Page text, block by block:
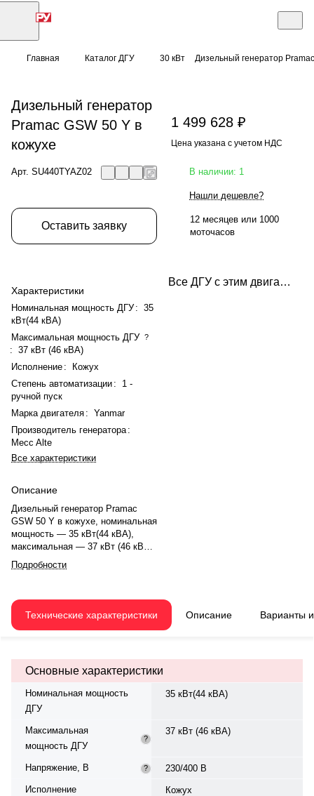
Главная Каталог ДГУ 30 кВт Дизельный генератор
Дизельный генератор
Pramac GSW 50 Y в
кожухе
Арт. SU440TYAZ02
Оставить заявку
Характеристики
Номинальная мощность ДГУ : 35
кВт(44 кВА)
Максимальная мощность ДГУ ?
: 37 кВт (46 кВА)
Исполнение :
Кожух
Степень автоматизации :
1 -
ручной пуск
Марка двигателя : Yanmar
Производитель генератора :
Mecc Alte
Все характеристики
Описание
Дизельный генератор Pramac
GSW 50 Y в кожухе, номинальная
мощность — 35 кВт(44 кВА),
максимальная — 37 кВт (46 кВА).
Двигатель Yanmar 4TNV98T-
GPGE, рядное, 4.0-цилиндровый,
двигателя — 3.3 л. Система
охлаждения — жидкостная,
Генератор синхронный, 3-фазный,
230/400 В, 50 Гц, класс изоляции
100% нагрузке, 8.11 л/ч при 75%.
степень защиты IP23. Время
мощности — 6.3 ч. Вес — 825 кг,
габариты: 2000×920×1310 мм.
— 12 месяцев или 1000
моточасов.
Подробности
1 499 628 ₽
Цена указана с учетом НДС
В наличии: 1
Нашли дешевле?
12 месяцев или 1000
моточасов
Все ДГУ с этим двигателем
Технические характеристики Описание Варианты
Основные характеристики
Номинальная мощность
ДГУ
35 кВт(44 кВА)
Максимальная
мощность ДГУ
?
37 кВт (46 кВА)
Напряжение, В ?
230/400 В
Исполнение
Кожух